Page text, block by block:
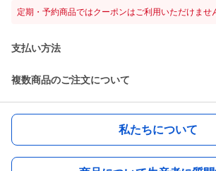
定期・予約商品ではクーポンはご利用いただけませ
支払い方法
複数商品のご注文について
私たちについて